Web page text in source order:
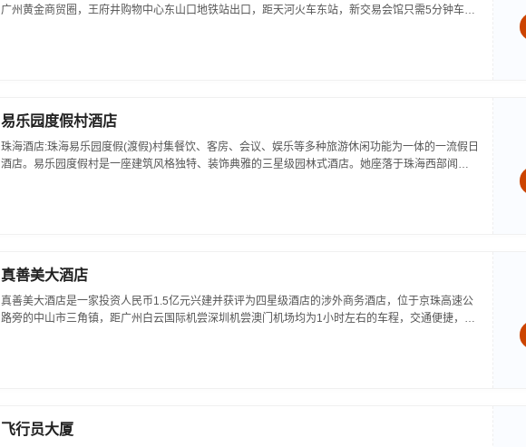
广州黄金商贸圈，王府井购物中心东山口地铁站出口，距天河火车东站，新交易会馆只需5分钟车
易乐园度假村酒店
珠海酒店:珠海易乐园度假(渡假)村集餐饮、客房、会议、娱乐等多种旅游休闲功能为一体的一流假日
酒店。易乐园度假村是一座建筑风格独特、装饰典雅的三星级园林式酒店。她座落于珠海西部闻名
真善美大酒店
真善美大酒店是一家投资人民币1.5亿元兴建并获评为四星级酒店的涉外商务酒店，位于京珠高速公
路旁的中山市三角镇，距广州白云国际机尝深圳机尝澳门机场均为1小时左右的车程，交通便捷，是
飞行员大厦